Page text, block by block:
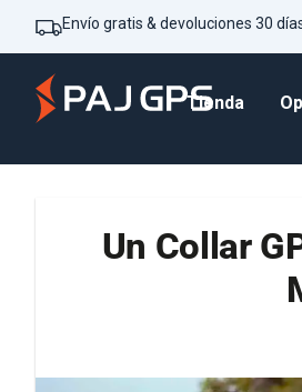
Envío gratis & devoluciones 30
Tienda
Un Collar